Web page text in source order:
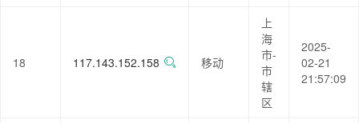
18 117.143.152.158 移动
上
海
市-
市
辖
区
2025-
02-21
21:57:09